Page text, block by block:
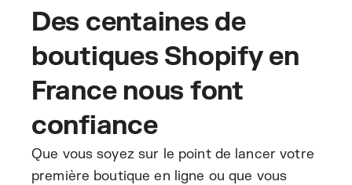
Des centaines de
boutiques Shopify en
France nous font
confiance
Que vous soyez sur le point de lancer votre
première boutique en ligne ou que vous